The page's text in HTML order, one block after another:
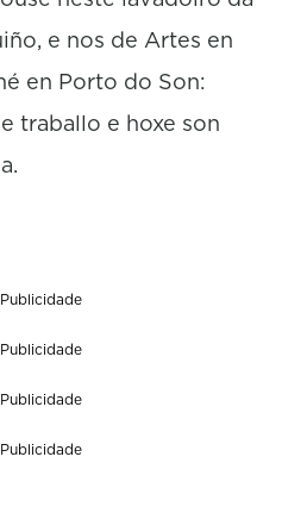
e nos de Artes en
en Porto do Son:
traballo e hoxe son
Publicidade
Publicidade
Publicidade
Publicidade